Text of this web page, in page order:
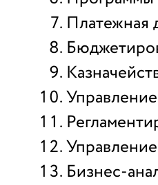
Платежная
Бизнес-